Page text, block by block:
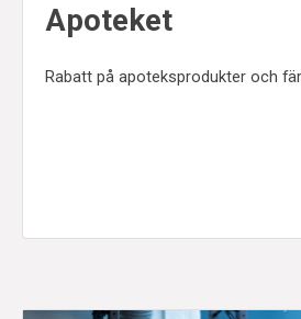
Apoteket
Rabatt på apoteksprodukter och